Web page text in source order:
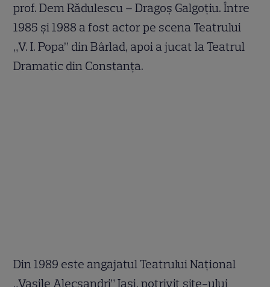
prof. Dem Rădulescu – Dragoş Galgoţiu. Între
1985 şi 1988 a fost actor pe scena Teatrului
„V. I. Popa” din Bârlad, apoi a jucat la Teatrul
Dramatic din Constanţa.
Din 1989 este angajatul Teatrului Naţional
„Vasile Alecsandri” Iaşi, potrivit site-ului